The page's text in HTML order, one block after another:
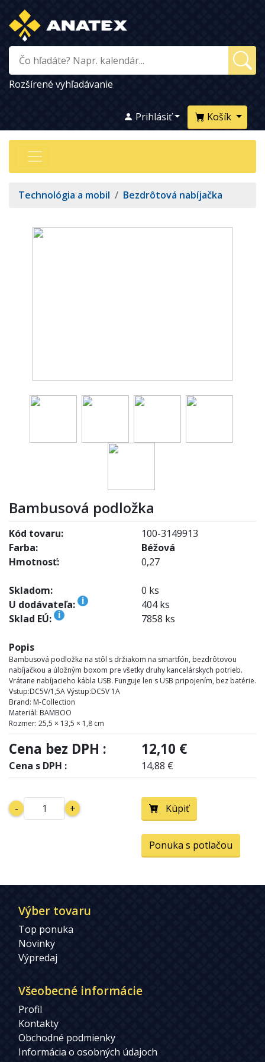
Rozšírené vyhľadávanie
Košík
Prihlásiť
Technológia a mobil / Bezdrôtová nabíjačka
Bambusová podložka
Kód tovaru:
100-3149913
Farba:
Béžová
Hmotnosť:
0,27
Skladom:
0 ks
U dodávateľa:
i
404 ks
Sklad EÚ:
i 7858 ks
Popis
Bambusová podložka na stôl s držiakom na smartfón, bezdrôtovou
nabíjačkou a úložným boxom pre všetky druhy kancelárskych potrieb.
Vrátane nabíjacieho kábla USB. Funguje len s USB pripojením, bez batérie.
Vstup:DC5V/1,5A Výstup:DC5V 1A
Brand: M-Collection
Materiál: BAMBOO
Rozmer: 25,5 × 13,5 × 1,8 cm
Cena bez DPH : 12,10 €
Cena s DPH : 14,88 €
- + Kúpiť
Ponuka s potlačou
Výber tovaru
Top ponuka
Novinky
Výpredaj
Všeobecné informácie
Profil
Kontakty
Obchodné podmienky
Informácia o osobných údajoch